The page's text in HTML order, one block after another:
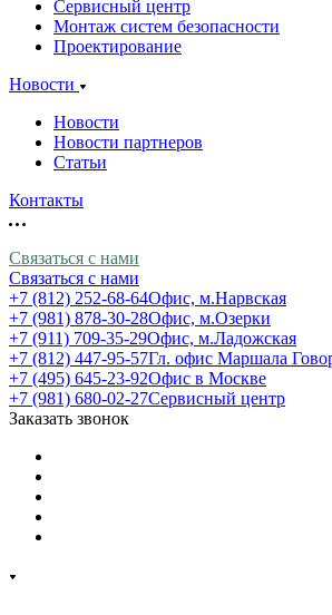
Сервисный центр
Монтаж систем безопасности
Проектирование
Новости
Новости
Новости партнеров
Статьи
Контакты
Связаться с нами
Связаться с нами
+7 (812) 252-68-64Офис, м.Нарвская
+7 (981) 878-30-28Офис, м.Озерки
+7 (911) 709-35-29Офис, м.Ладожская
+7 (812) 447-95-57Гл. офис Маршала
+7 (495) 645-23-92Офис в Москве
+7 (981) 680-02-27Сервисный центр
Заказать звонок